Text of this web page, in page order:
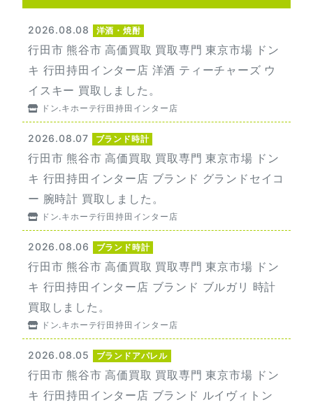
2026.08.08 洋酒・焼酎
行田市 熊谷市 高価買取 買取専門 東京市場 ドン
キ 行田持田インター店 洋酒 ティーチャーズ ウ
イスキー 買取しました。
ドン.キホーテ行田持田インター店
2026.08.07 ブランド時計
行田市 熊谷市 高価買取 買取専門 東京市場 ドン
キ 行田持田インター店 ブランド グランドセイコ
ー 腕時計 買取しました。
ドン.キホーテ行田持田インター店
2026.08.06 ブランド時計
行田市 熊谷市 高価買取 買取専門 東京市場 ドン
キ 行田持田インター店 ブランド ブルガリ 時計
買取しました。
ドン.キホーテ行田持田インター店
2026.08.05 ブランドアパレル
行田市 熊谷市 高価買取 買取専門 東京市場 ドン
キ 行田持田インター店 ブランド ルイヴィトン